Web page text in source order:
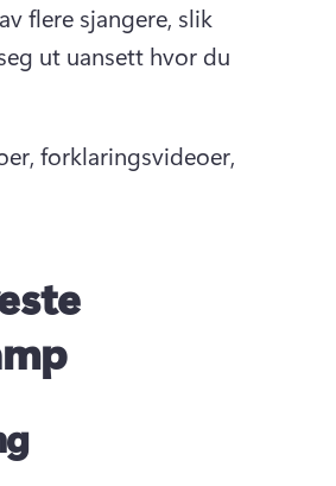
flere sjangere, slik
ut uansett hvor du
forklaringsvideoer,